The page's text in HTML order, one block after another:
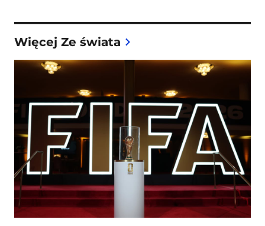
Więcej Ze świata